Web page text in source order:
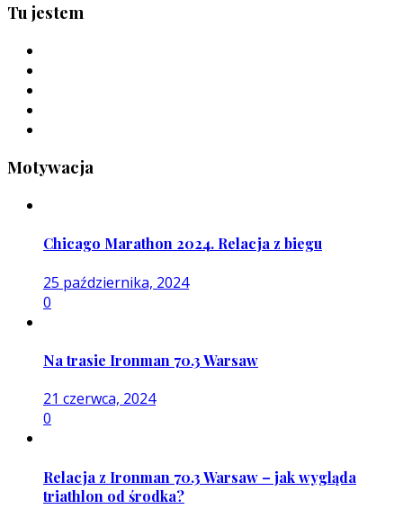
Tu jestem
Motywacja
Chicago Marathon 2024. Relacja z biegu
25 października, 2024
0
Na trasie Ironman 70.3 Warsaw
21 czerwca, 2024
0
Relacja z Ironman 70.3 Warsaw – jak wygląda
triathlon od środka?